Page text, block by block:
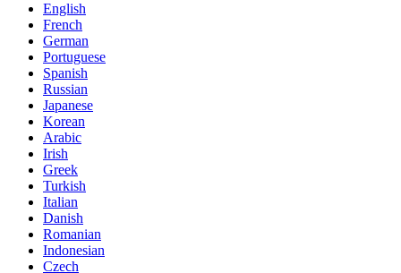
English
French
German
Portuguese
Spanish
Russian
Japanese
Korean
Arabic
Irish
Greek
Turkish
Italian
Danish
Romanian
Indonesian
Czech